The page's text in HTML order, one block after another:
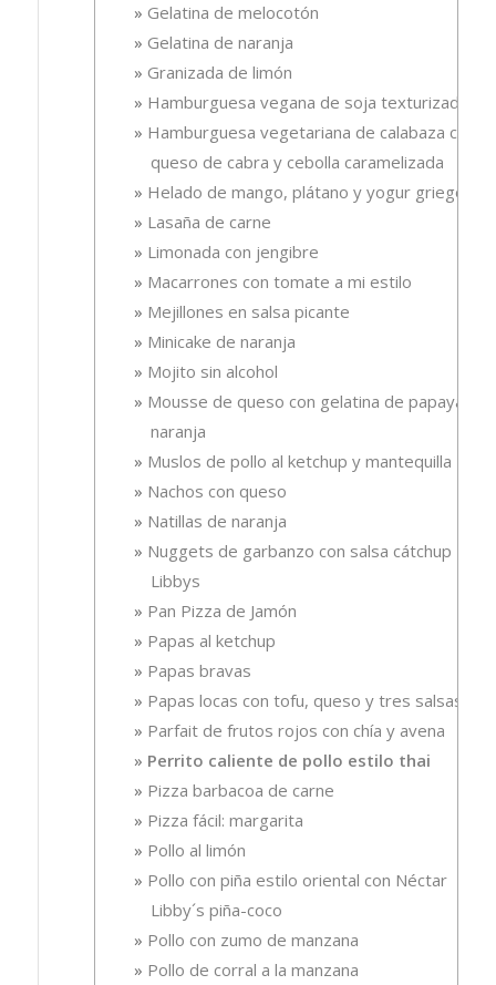
Gelatina de melocotón
Gelatina de naranja
Granizada de limón
Hamburguesa vegana de soja texturizada
Hamburguesa vegetariana de calabaza con
queso de cabra y cebolla caramelizada
Helado de mango, plátano y yogur griego
Lasaña de carne
Limonada con jengibre
Macarrones con tomate a mi estilo
Mejillones en salsa picante
Minicake de naranja
Mojito sin alcohol
Mousse de queso con gelatina de papaya-
naranja
Muslos de pollo al ketchup y mantequilla
Nachos con queso
Natillas de naranja
Nuggets de garbanzo con salsa cátchup
Libbys
Pan Pizza de Jamón
Papas al ketchup
Papas bravas
Papas locas con tofu, queso y tres salsas
Parfait de frutos rojos con chía y avena
Perrito caliente de pollo estilo thai
Pizza barbacoa de carne
Pizza fácil: margarita
Pollo al limón
Pollo con piña estilo oriental con Néctar
Libby´s piña-coco
Pollo con zumo de manzana
Pollo de corral a la manzana